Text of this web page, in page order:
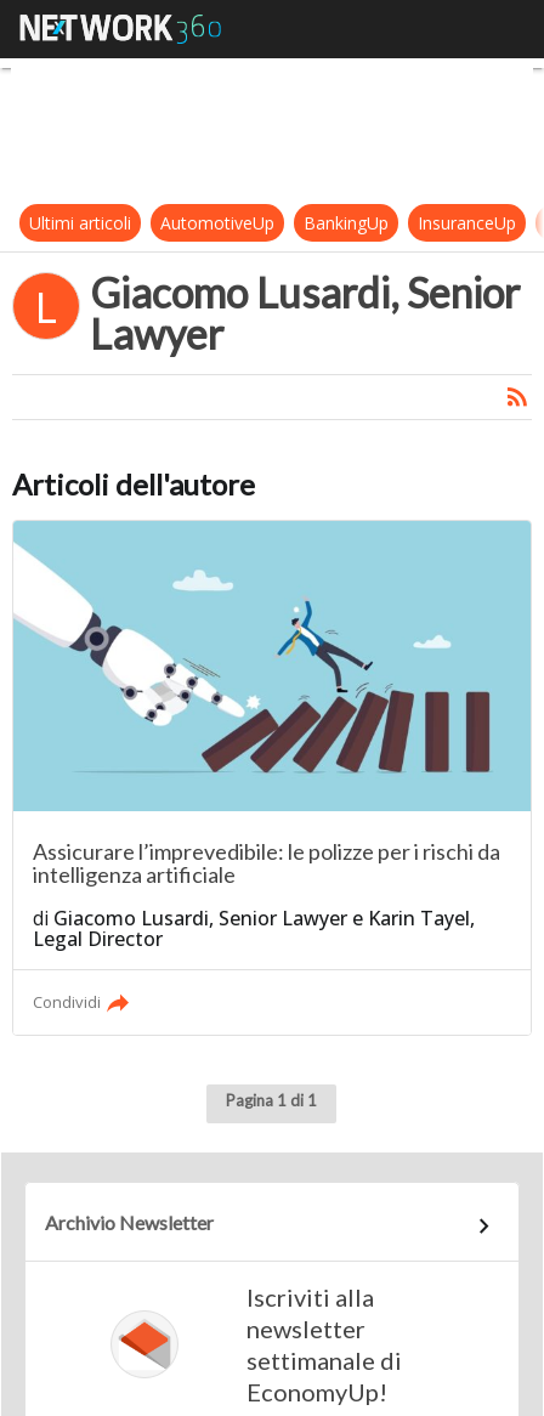
Giacomo Lusardi, Senior Lawyer
Ultimi articoli AutomotiveUp BankingUp InsuranceUp
L
Giacomo Lusardi, Senior
Lawyer
Articoli dell'autore
Assicurare l’imprevedibile: le polizze per i rischi da
intelligenza artificiale
di Giacomo Lusardi, Senior Lawyer e Karin Tayel,
Legal Director
Condividi
Pagina 1 di 1
Archivio Newsletter
Iscriviti alla
newsletter
settimanale di
EconomyUp!